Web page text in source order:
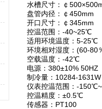
水槽尺寸：￠
盘管内径：￠450mm
开口尺寸：￠345mm
控温范围：-40~25℃
适用环境温度：5-25℃
环境相对湿度：(60-80
空载温度：-42℃
电源：380±10% 50HZ
制冷量：10284-1631W
仪表控温范围：-
控温精度：±0.5℃
传感器：PT100